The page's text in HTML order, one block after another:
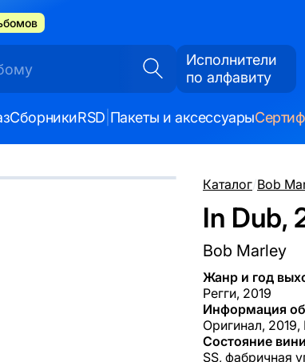
Исполнители
по алфавиту
СборникиRSD Пакеты и аксессуары
Каталог/Bob
In Dub,
Bob Marley
Жанр и год
Регги, 2019
Информация
Оригинал,
Состояние
SS, фабричная